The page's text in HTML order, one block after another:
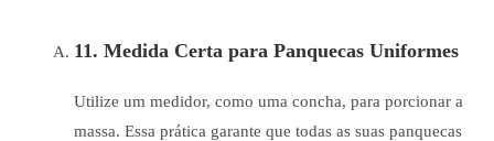
11. Medida Certa para Panquecas Uniformes
Utilize um medidor, como uma concha, para porcionar a
massa. Essa prática garante que todas as suas panquecas